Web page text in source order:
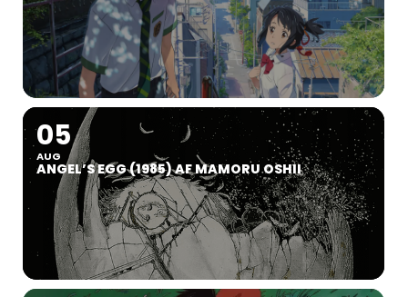
05
AUG
ANGEL’S EGG (1985) AF MAMORU OSHII